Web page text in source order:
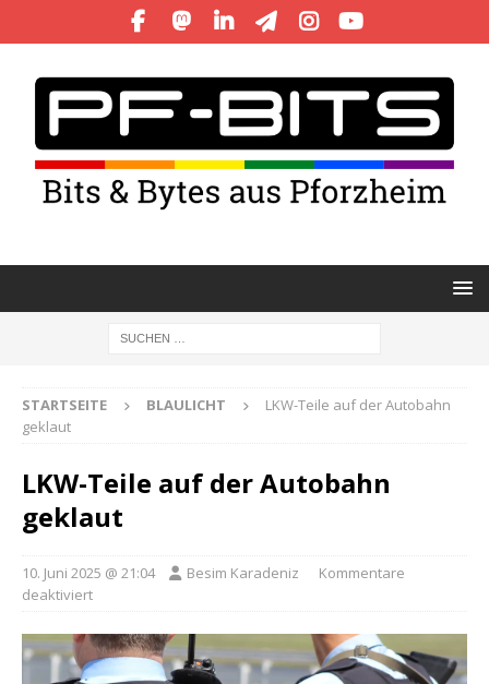
STARTSEITE BLAULICHT
LKW-Teile auf der Autobahn
geklaut
LKW-Teile auf der Autobahn
geklaut
10. Juni 2025 @ 21:04 Besim Karadeniz
Kommentare
deaktiviert